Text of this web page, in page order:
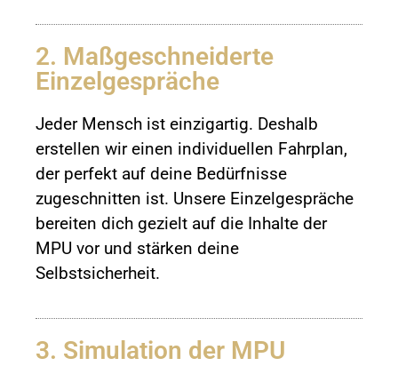
2. Maßgeschneiderte
Einzelgespräche
Jeder Mensch ist einzigartig. Deshalb
erstellen wir einen individuellen Fahrplan,
der perfekt auf deine Bedürfnisse
zugeschnitten ist. Unsere Einzelgespräche
bereiten dich gezielt auf die Inhalte der
MPU vor und stärken deine
Selbstsicherheit.
3. Simulation der MPU